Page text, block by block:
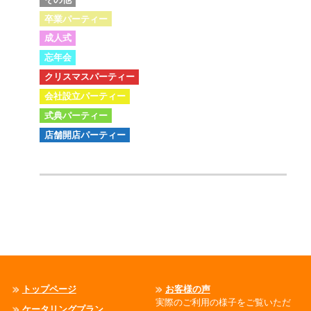
卒業パーティー
成人式
忘年会
クリスマスパーティー
会社設立パーティー
式典パーティー
店舗開店パーティー
トップページ
お客様の声
実際のご利用の様子をご覧いただ